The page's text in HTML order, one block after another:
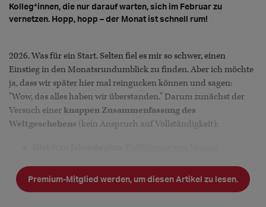
Kolleg*innen, die nur darauf warten, sich im Februar zu
vernetzen. Hopp, hopp – der Monat ist schnell rum!
2026. Was für ein Start. Selten fiel es mir so schwer, einen
Einstieg in den Monatsrundumblick zu finden. Aber ich möchte
ja, dass wir später hier mal reingucken können und sagen:
"Wow, das alles haben wir überstanden." Darum zunächst der
Versuch einerknappen Zusammenfassung des
Weltgeschehens (kein Anspruch auf Vollständigkeit):
Premium-Mitglied werden, um diesen Artikel zu lesen.